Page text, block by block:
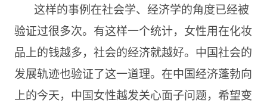
这样的事例在社会学、经济学的角度已经被
验证过很多次。有这样一个统计，女性用在化妆
品上的钱越多，社会的经济就越好。中国社会的
发展轨迹也验证了这一道理。在中国经济蓬勃向
上的今天，中国女性越发关心面子问题，希望变